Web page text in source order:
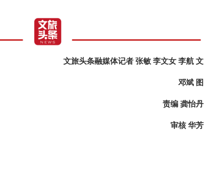
文旅头条融媒体记者 张敏 李文女 李航 文
邓斌 图
责编 龚怡丹
审核 华芳